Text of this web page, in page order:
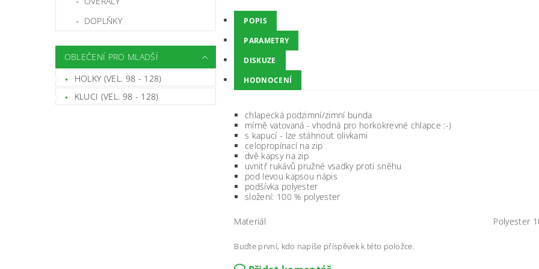
DOPLŇKY
OBLEČENÍ PRO MLADŠÍ
HOLKY (VEL. 98 - 128)
KLUCI (VEL. 98 - 128)
POPIS
PARAMETRY
DISKUZE
HODNOCENÍ
chlapecká podzimní/zimní bunda
mírně vatovaná - vhodná pro horkokrevné chlapce :-)
s kapucí - lze stáhnout olivkami
celopropínací na zip
dvě kapsy na zip
uvnitř rukávů pružné vsadky proti sněhu
pod levou kapsou nápis
podšívka polyester
složení: 100 % polyester
Materiál Polyester
Buďte první, kdo napíše příspěvek k této položce.